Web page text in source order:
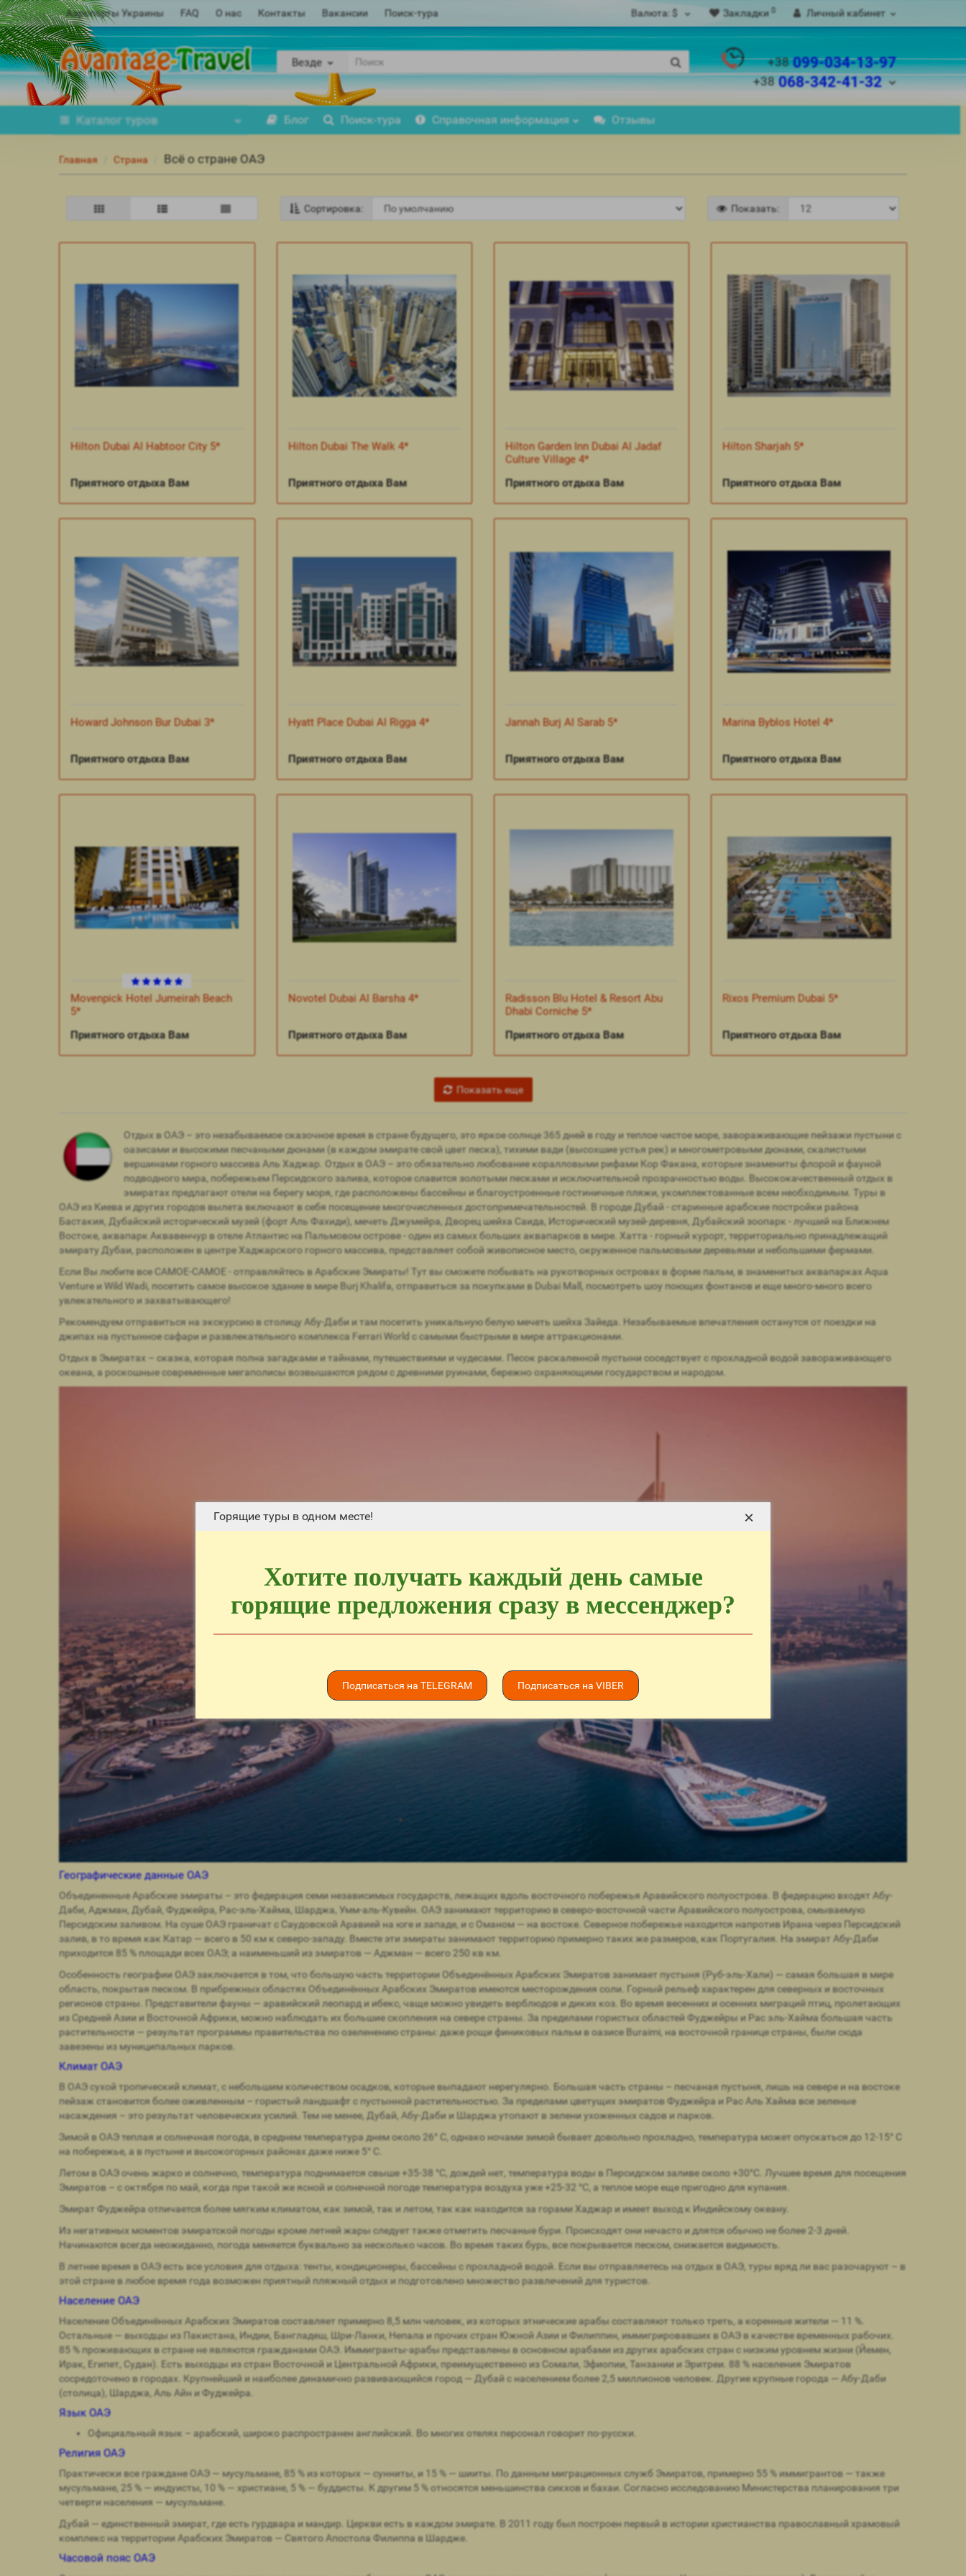
Горящие туры в одном месте!
Хотите получать каждый день самые
горящие предложения сразу в мессенджер?
Подписаться на TELEGRAM Подписаться на VIBER
×
Аэропорты Украины FAQ О нас Контакты Вакансии Поиск-тура Валюта: $ Закладки 0 Личный кабинет
Везде +38099-034-13-97
+38068-342-41-32
Каталогтуров Блог Поиск-тура Справочная информация Отзывы
Главная Страна Всё о стране ОАЭ
Сортировка: Показать:
Hilton Dubai Al Habtoor City 5*
Приятного отдыха Вам
Hilton Dubai The Walk 4*
Приятного отдыха Вам
Hilton Garden Inn Dubai Al Jadaf
Culture Village 4*
Приятного отдыха Вам
Hilton Sharjah 5*
Приятного отдыха Вам
Howard Johnson Bur Dubai 3*
Приятного отдыха Вам
Hyatt Place Dubai Al Rigga 4*
Приятного отдыха Вам
Jannah Burj Al Sarab 5*
Приятного отдыха Вам
Marina Byblos Hotel 4*
Приятного отдыха Вам
Movenpick Hotel Jumeirah Beach
5*
Приятного отдыха Вам
Novotel Dubai Al Barsha 4*
Приятного отдыха Вам
Radisson Blu Hotel & Resort Abu
Dhabi Corniche 5*
Приятного отдыха Вам
Rixos Premium Dubai 5*
Приятного отдыха Вам
Показать еще
Отдых в ОАЭ – это незабываемое сказочное время в стране будущего, это яркое солнце 365 дней в году и теплое чистое море, завораживающие пейзажи пустыни с
оазисами и высокими песчаными дюнами (в каждом эмирате свой цвет песка), тихими вади (высохшие устья рек) и многометровыми дюнами, скалистыми
вершинами горного массива Аль Хаджар. Отдых в ОАЭ – это обязательно любование коралловыми рифами Кор Факана, которые знамениты флорой и фауной
подводного мира, побережьем Персидского залива, которое славится золотыми песками и исключительной прозрачностью воды. Высококачественный отдых в
эмиратах предлагают отели на берегу моря, где расположены бассейны и благоустроенные гостиничные пляжи, укомплектованные всем необходимым. Туры в
ОАЭ из Киева и других городов вылета включают в себя посещение многочисленных достопримечательностей. В городе Дубай - старинные арабские постройки района
Бастакия, Дубайский исторический музей (форт Аль Фахиди), мечеть Джумейра, Дворец шейха Саида, Исторический музей-деревня, Дубайский зоопарк - лучший на Ближнем
Востоке, аквапарк Аквавенчур в отеле Атлантис на Пальмовом острове - один из самых больших аквапарков в мире. Хатта - горный курорт, территориально принадлежащий
эмирату Дубаи, расположен в центре Хаджарского горного массива, представляет собой живописное место, окруженное пальмовыми деревьями и небольшими фермами.
Если Вы любите все САМОЕ-САМОЕ - отправляйтесь в Арабские Эмираты! Тут вы сможете побывать на рукотворных островах в форме пальм, в знаменитых аквапарках Aqua
Venture и Wild Wadi, посетить самое высокое здание в мире Burj Khalifa, отправиться за покупками в Dubai Mall, посмотреть шоу поющих фонтанов и еще много-много всего
увлекательного и захватывающего!
Рекомендуем отправиться на экскурсию в столицу Абу-Даби и там посетить уникальную белую мечеть шейха Зайеда. Незабываемые впечатления останутся от поездки на
джипах на пустынное сафари и развлекательного комплекса Ferrari World с самыми быстрыми в мире аттракционами.
Отдых в Эмиратах – сказка, которая полна загадками и тайнами, путешествиями и чудесами. Песок раскаленной пустыни соседствует с прохладной водой завораживающего
океана, а роскошные современные мегаполисы возвышаются рядом с древними руинами, бережно охраняющими государством и народом.
Географические данные ОАЭ
Объединенные Арабские эмираты – это федерация семи независимых государств, лежащих вдоль восточного побережья Аравийского полуострова. В федерацию входят Абу-
Даби, Аджман, Дубай, Фуджейра, Рас-эль-Хайма, Шарджа, Умм-аль-Кувейн. ОАЭ занимают территорию в северо-восточной части Аравийского полуострова, омываемую
Персидским заливом. На суше ОАЭ граничат с Саудовской Аравией на юге и западе, и с Оманом — на востоке. Северное побережье находится напротив Ирана через Персидский
залив, в то время как Катар — всего в 50 км к северо-западу. Вместе эти эмираты занимают территорию примерно таких же размеров, как Португалия. На эмират Абу-Даби
приходится 85 % площади всех ОАЭ; а наименьший из эмиратов — Аджман — всего 250 кв км.
Особенность географии ОАЭ заключается в том, что большую часть территории Объединённых Арабских Эмиратов занимает пустыня (Руб-эль-Хали) — самая большая в мире
область, покрытая песком. В прибрежных областях Объединённых Арабских Эмиратов имеются месторождения соли. Горный рельеф характерен для северных и восточных
регионов страны. Представители фауны — аравийский леопард и ибекс, чаще можно увидеть верблюдов и диких коз. Во время весенних и осенних миграций птиц, пролетающих
из Средней Азии и Восточной Африки, можно наблюдать их большие скопления на севере страны. За пределами гористых областей Фуджейры и Рас эль-Хайма большая часть
растительности — результат программы правительства по озеленению страны: даже рощи финиковых пальм в оазисе Buraimi, на восточной границе страны, были сюда
завезены из муниципальных парков.
Климат ОАЭ
В ОАЭ сухой тропический климат, с небольшим количеством осадков, которые выпадают нерегулярно. Большая часть страны – песчаная пустыня, лишь на севере и на востоке
пейзаж становится более оживленным – гористый ландшафт с пустынной растительностью. За пределами цветущих эмиратов Фуджейра и Рас Аль Хайма все зеленые
насаждения – это результат человеческих усилий. Тем не менее, Дубай, Абу-Даби и Шарджа утопают в зелени ухоженных садов и парков.
Зимой в ОАЭ теплая и солнечная погода, в среднем температура днем около 26° C, однако ночами зимой бывает довольно прохладно, температура может опускаться до 12-15° C
на побережье, а в пустыне и высокогорных районах даже ниже 5° C.
Летом в ОАЭ очень жарко и солнечно, температура поднимается свыше +35-38 °С, дождей нет, температура воды в Персидском заливе около +30°С. Лучшее время для посещения
Эмиратов – с октября по май, когда при такой же ясной и солнечной погоде температура воздуха уже +25-32 °С, а теплое море еще пригодно для купания.
Эмират Фуджейра отличается более мягким климатом, как зимой, так и летом, так как находится за горами Хаджар и имеет выход к Индийскому океану.
Из негативных моментов эмиратской погоды кроме летней жары следует также отметить песчаные бури. Происходят они нечасто и длятся обычно не более 2-3 дней.
Начинаются всегда неожиданно, погода меняется буквально за несколько часов. Во время таких бурь, все покрывается песком, снижается видимость.
В летнее время в ОАЭ есть все условия для отдыха: тенты, кондиционеры, бассейны с прохладной водой. Если вы отправляетесь на отдых в ОАЭ, туры вряд ли вас разочаруют – в
этой стране в любое время года возможен приятный пляжный отдых и подготовлено множество развлечений для туристов.
Население ОАЭ
Население Объединённых Арабских Эмиратов составляет примерно 8,5 млн человек, из которых этнические арабы составляют только треть, а коренные жители — 11 %.
Остальные — выходцы из Пакистана, Индии, Бангладеш, Шри-Ланки, Непала и прочих стран Южной Азии и Филиппин, иммигрировавших в ОАЭ в качестве временных рабочих.
85 % проживающих в стране не являются гражданами ОАЭ. Иммигранты-арабы представлены в основном арабами из других арабских стран с низким уровнем жизни (Йемен,
Ирак, Египет, Судан). Есть выходцы из стран Восточной и Центральной Африки, преимущественно из Сомали, Эфиопии, Танзании и Эритреи. 88 % населения Эмиратов
сосредоточено в городах. Крупнейший и наиболее динамично развивающийся город — Дубай с населением более 2,5 миллионов человек. Другие крупные города — Абу-Даби
(столица), Шарджа, Аль Айн и Фуджейра.
Язык ОАЭ
Официальный язык – арабский, широко распространен английский. Во многих отелях персонал говорит по-русски.
Религия ОАЭ
Практически все граждане ОАЭ — мусульмане, 85 % из которых — сунниты, и 15 % — шииты. По данным миграционных служб Эмиратов, примерно 55 % иммигрантов — также
мусульмане, 25 % — индуисты, 10 % — христиане, 5 % — буддисты. К другим 5 % относятся меньшинства сикхов и бахаи. Согласно исследованию Министерства планирования три
четверти населения — мусульмане.
Дубай — единственный эмират, где есть гурдвара и мандир. Церкви есть в каждом эмирате. В 2011 году был построен первый в истории христианства православный храмовый
комплекс на территории Арабских Эмиратов — Святого Апостола Филиппа в Шардже.
Часовой пояс ОАЭ